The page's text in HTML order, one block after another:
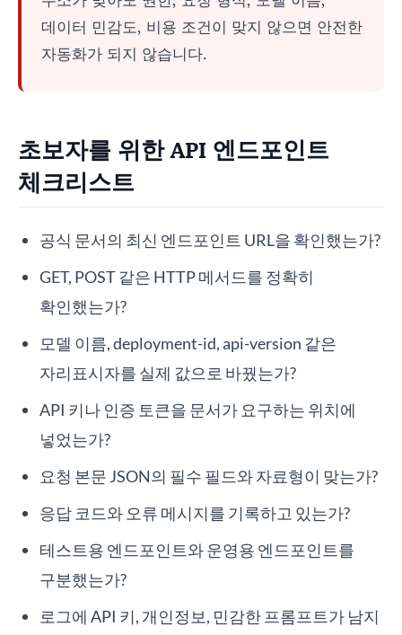
데이터 민감도, 비용 조건이 맞지 않으면 안전한
자동화가 되지 않습니다.
초보자를 위한 API 엔드포인트
체크리스트
공식 문서의 최신 엔드포인트 URL을 확인했는가?
GET, POST 같은 HTTP 메서드를 정확히
확인했는가?
모델 이름, deployment-id, api-version 같은
자리표시자를 실제 값으로 바꿨는가?
API 키나 인증 토큰을 문서가 요구하는 위치에
넣었는가?
요청 본문 JSON의 필수 필드와 자료형이 맞는가?
응답 코드와 오류 메시지를 기록하고 있는가?
테스트용 엔드포인트와 운영용 엔드포인트를
구분했는가?
로그에 API 키, 개인정보, 민감한 프롬프트가 남지